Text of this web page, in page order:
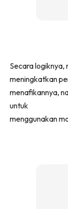
Secara
meningkatkan
menafikannya,
untuk
menggunakan